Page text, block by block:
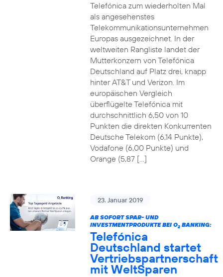
Telefónica zum wiederholten Mal
als angesehenstes
Telekommunikationsunternehmen
Europas ausgezeichnet. In der
weltweiten Rangliste landet der
Mutterkonzern von Telefónica
Deutschland auf Platz drei, knapp
hinter AT&T und Verizon. Im
europäischen Vergleich
überflügelte Telefónica mit
durchschnittlich 6,50 von 10
Punkten die direkten Konkurrenten
Deutsche Telekom (6,14 Punkte),
Vodafone (6,00 Punkte) und
Orange (5,87 […]
23. Januar 2019
AB SOFORT SPAR- UND
INVESTMENTPRODUKTE BEI O2BANKING:
Telefónica
Deutschland startet
Vertriebspartnerschaft
mit WeltSparen